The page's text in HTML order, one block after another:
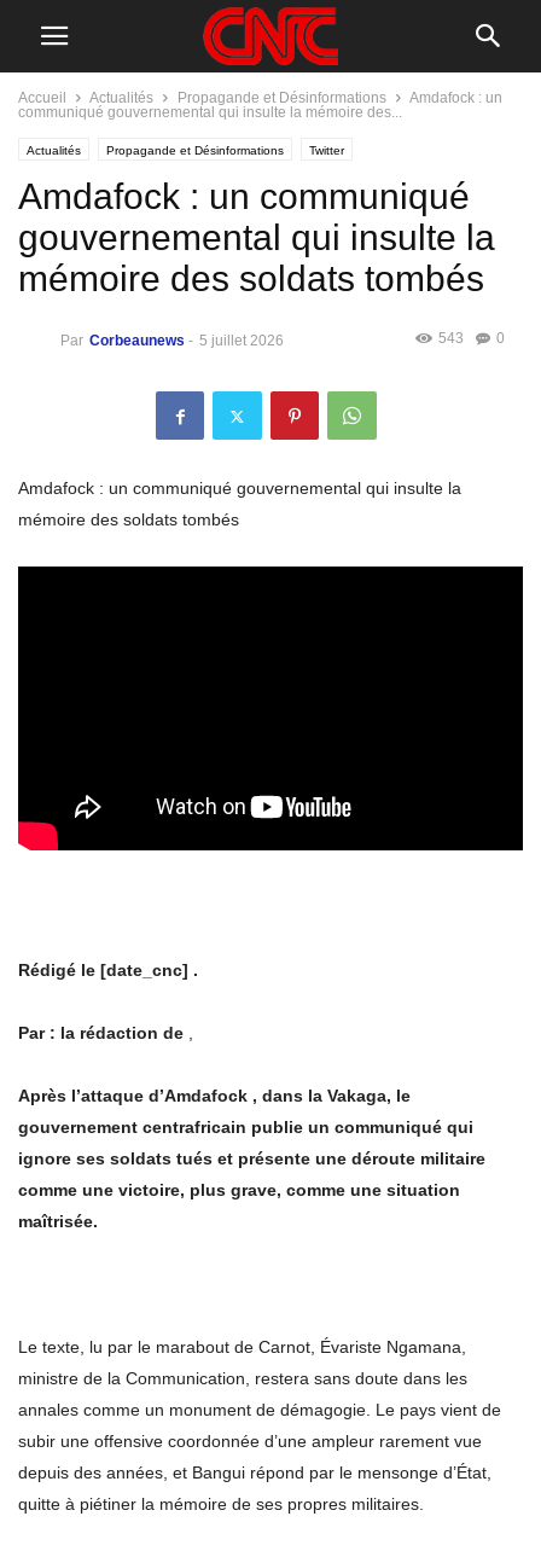
Accueil Actualités Propagande et Désinformations
Amdafock : un
communiqué gouvernemental qui insulte la mémoire des...
Actualités Propagande et Désinformations Twitter
Amdafock : un communiqué
gouvernemental qui insulte la
mémoire des soldats tombés
Par Corbeaunews - 5 juillet 2026 0
543
Amdafock : un communiqué gouvernemental qui insulte la
mémoire des soldats tombés
Rédigé le [date_cnc] .
Par : la rédaction de ,
Après l’attaque d’Amdafock , dans la Vakaga, le
gouvernement centrafricain publie un communiqué qui
ignore ses soldats tués et présente une déroute militaire
comme une victoire, plus grave, comme une situation
maîtrisée.
Le texte, lu par le marabout de Carnot, Évariste Ngamana,
ministre de la Communication, restera sans doute dans les
annales comme un monument de démagogie. Le pays vient de
subir une offensive coordonnée d’une ampleur rarement vue
depuis des années, et Bangui répond par le mensonge d’État,
quitte à piétiner la mémoire de ses propres militaires.